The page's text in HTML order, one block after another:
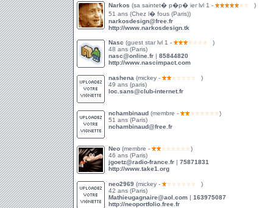
Narkos (sa saintet� p�p� ier lvl 1 -
)
51 ans (Chez l� fous (Paris))
narkosdesign@free.fr
http://www.narkosdesign.tk
Nasc (guest star lvl 1 -
)
48 ans (Paris)
nasc@online.fr | 85844820
http://www.nascimpact.com
nashena (mickey -
)
49 ans (paris)
loc.sans@club-internet.fr
nchambinaud (membre -
)
51 ans (Paris)
nchambinaud@free.fr
Neo (membre -
)
46 ans (Paris)
jgoetz@radio-france.fr | 75871831
http://www.take1.org
neo2969 (mickey -
)
42 ans (Paris)
Mathieugagnaire@aol.com | 163975087
http://neoportfolio.free.fr